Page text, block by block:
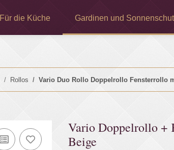
Für die Küche Gardinen und
Rollos Vario Duo Rollo Doppelrollo Fensterrollo
Vario Doppelrollo +
Beige